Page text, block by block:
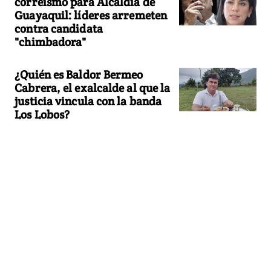
Guayaquil: líderes arremeten
contra candidata
"chimbadora"
¿Quién es Baldor Bermeo
Cabrera, el exalcalde al que la
justicia vincula con la banda
Los Lobos?